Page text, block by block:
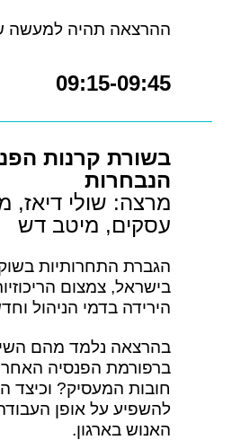
ההרצאה תהיה למעשה
09:15-09:45
בשורת קרנות
הנבחרות
מרצה: שולי דיאז,
עסקים, מיטב דש
הגברת התחרותיות
בישראל, צמצום
הירידה בדמי הניהול
בהרצאה נלמד מהם
ברפורמת הפנסיה
חובות המעסיק? וכיצד
להשפיע על אופן
האנוש בארגון.